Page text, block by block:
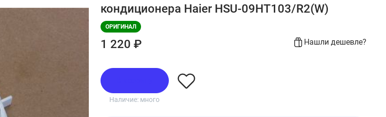
кондиционера Haier HSU-09HT103/R2(W)
ОРИГИНАЛ
1 220 ₽ Нашли дешевле?
Наличие: много